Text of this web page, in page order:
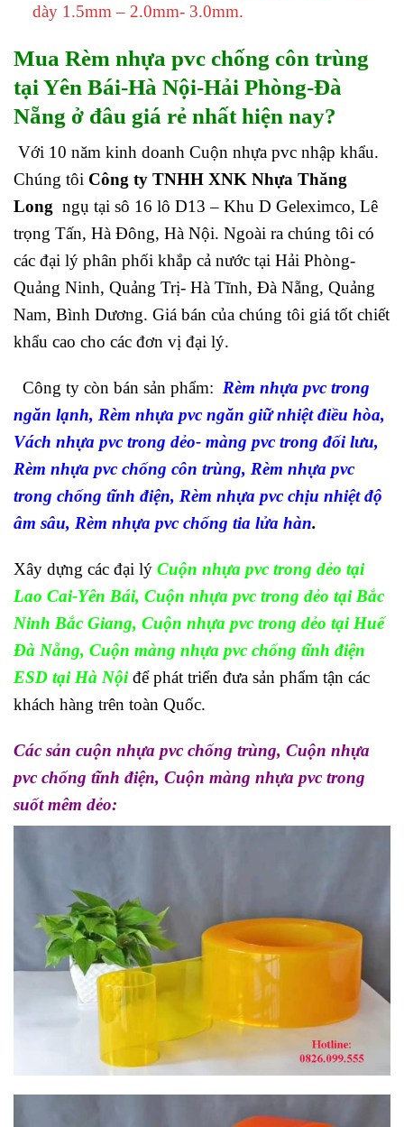
dày 1.5mm – 2.0mm- 3.0mm.
Mua Rèm nhựa pvc chống côn trùng
tại Yên Bái-Hà Nội-Hải Phòng-Đà
Nẵng ở đâu giá rẻ nhất hiện nay?
Với 10 năm kinh doanh Cuộn nhựa pvc nhập khẩu.
Chúng tôi Công ty TNHH XNK Nhựa Thăng
Long ngụ tại sô 16 lô D13 – Khu D Geleximco, Lê
trọng Tấn, Hà Đông, Hà Nội. Ngoài ra chúng tôi có
các đại lý phân phối khắp cả nước tại Hải Phòng-
Quảng Ninh, Quảng Trị- Hà Tĩnh, Đà Nẵng, Quảng
Nam, Bình Dương. Giá bán của chúng tôi giá tốt chiết
khẩu cao cho các đơn vị đại lý.
Công ty còn bán sản phẩm: Rèm nhựa pvc trong
ngăn lạnh, Rèm nhựa pvc ngăn giữ nhiệt điều hòa,
Vách nhựa pvc trong dẻo- màng pvc trong đối lưu,
Rèm nhựa pvc chống côn trùng, Rèm nhựa pvc
trong chống tĩnh điện, Rèm nhựa pvc chịu nhiệt độ
âm sâu, Rèm nhựa pvc chống tia lửa hàn.
Xây dựng các đại lý Cuộn nhựa pvc trong dẻo tại
Lao Cai-Yên Bái, Cuộn nhựa pvc trong dẻo tại Bắc
Ninh Bắc Giang, Cuộn nhựa pvc trong dẻo tại Huế
Đà Nẵng, Cuộn màng nhựa pvc chống tĩnh điện
ESD tại Hà Nội để phát triển đưa sản phẩm tận các
khách hàng trên toàn Quốc.
Các sản cuộn nhựa pvc chống trùng, Cuộn nhựa
pvc chống tĩnh điện, Cuộn màng nhựa pvc trong
suốt mêm dẻo: